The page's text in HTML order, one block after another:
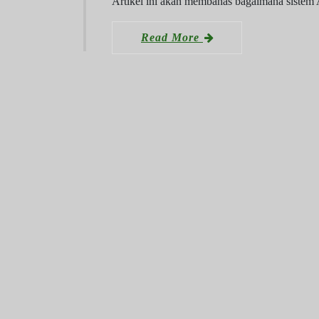
Read More